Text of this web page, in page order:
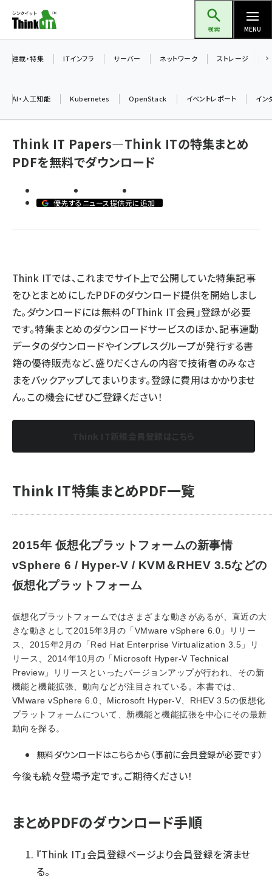
ン
検索 MENU
加藤銘のチーム貢献～仲間と築いた勝利の絆～ (2304)
iot女子会 (2263)
北海道をのんびり旅する晴山佳須夫のヒント集！ (2017)
drupal (1940)
連載・特集 ITインフラ サーバー ネットワーク ストレージ
AI・人工知能 Kubernetes OpenStack イベントレポート イン
Think IT Papers―Think ITの特集まとめ
PDFを無料でダウンロード
優先するニュース提供元に追加
Think ITでは、これまでサイト上で公開していた特集記事
をひとまとめにしたPDFのダウンロード提供を開始しまし
た。ダウンロードには無料の「Think IT会員」登録が必要
です。特集まとめのダウンロードサービスのほか、記事連動
データのダウンロードやインプレスグループが発行する書
籍の優待販売など、盛りだくさんの内容で技術者のみなさ
まをバックアップしてまいります。登録に費用はかかりませ
ん。この機会にぜひご登録ください！
Think IT特集まとめPDF一覧
2015年 仮想化プラットフォームの新事情
vSphere 6 / Hyper-V / KVM＆RHEV 3.5などの
仮想化プラットフォーム
仮想化プラットフォームではさまざまな動きがあるが、直近の大
きな動きとして2015年3月の「VMware vSphere 6.0」リリー
ス、2015年2月の「Red Hat Enterprise Virtualization 3.5」リ
リース、2014年10月の「Microsoft Hyper-V Technical
Preview」リリースといったバージョンアップが行われ、その新
機能と機能拡張、動向などが注目されている。本書では、
VMware vSphere 6.0、Microsoft Hyper-V、RHEV 3.5の仮想化
プラットフォームについて、新機能と機能拡張を中心にその最新
動向を探る。
無料ダウンロードはこちらから（事前に会員登録が必要です）
今後も続々登場予定です。ご期待ください！
まとめPDFのダウンロード手順
『Think IT』会員登録ページより会員登録を済ませ
る。